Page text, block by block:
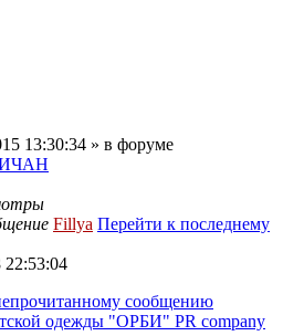
13:30:34 » в форуме
Fillya Перейти к последнему
22:53:04
сообщению
одежды "ОРБИ" PR company